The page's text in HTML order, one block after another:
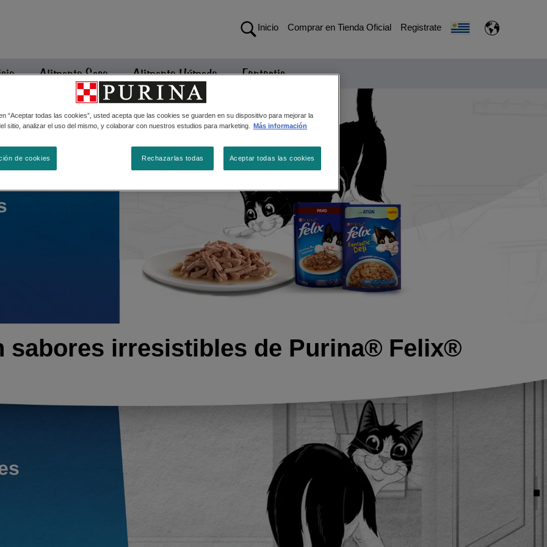
Inicio Comprar en Tienda Oficial Registrate
Alimento Seco Alimento Húmedo Fantastic
sabores irresistibles de Purina® Felix®
“Aceptar todas las cookies”, usted acepta que las cookies se guarden en su dispositivo para mejorar la
sitio, analizar el uso del mismo, y colaborar con nuestros estudios para marketing.
Más información
Rechazarlas todas Aceptar todas las cookies
de cookies